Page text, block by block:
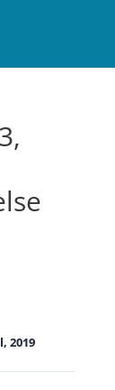
2019